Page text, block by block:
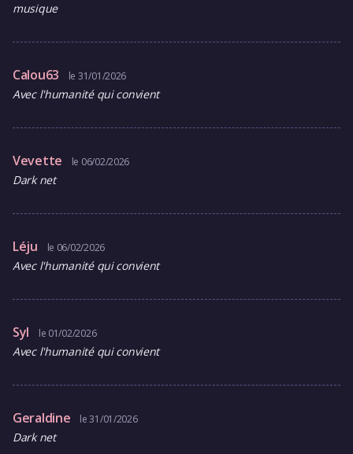
musique
Calou63 le 31/01/2026
Avec l'humanité qui convient
Vevette le 06/02/2026
Dark net
Léju le 06/02/2026
Avec l'humanité qui convient
Syl le 01/02/2026
Avec l'humanité qui convient
Geraldine le 31/01/2026
Dark net